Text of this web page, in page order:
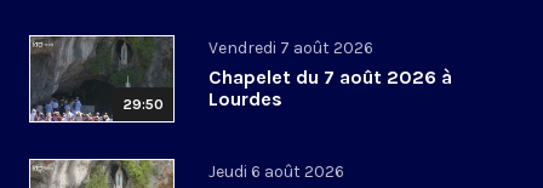
29:50
Vendredi 7 août 2026
Chapelet du 7 août 2026 à
Lourdes
Jeudi 6 août 2026